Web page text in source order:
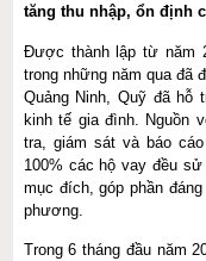
tăng thu nhập, ổn định
Được thành lập từ năm
trong những năm qua đã
Quảng Ninh, Quỹ đã hỗ
kinh tế gia đình. Nguồn
tra, giám sát và báo
100% các hộ vay đều
mục đích, góp phần
phương.
Trong 6 tháng đầu năm